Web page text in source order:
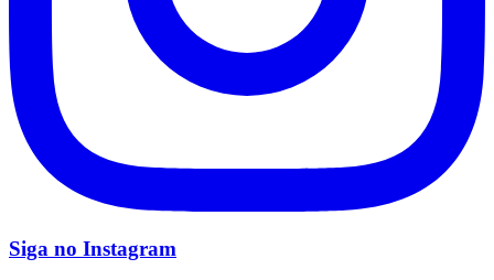
Siga no Instagram